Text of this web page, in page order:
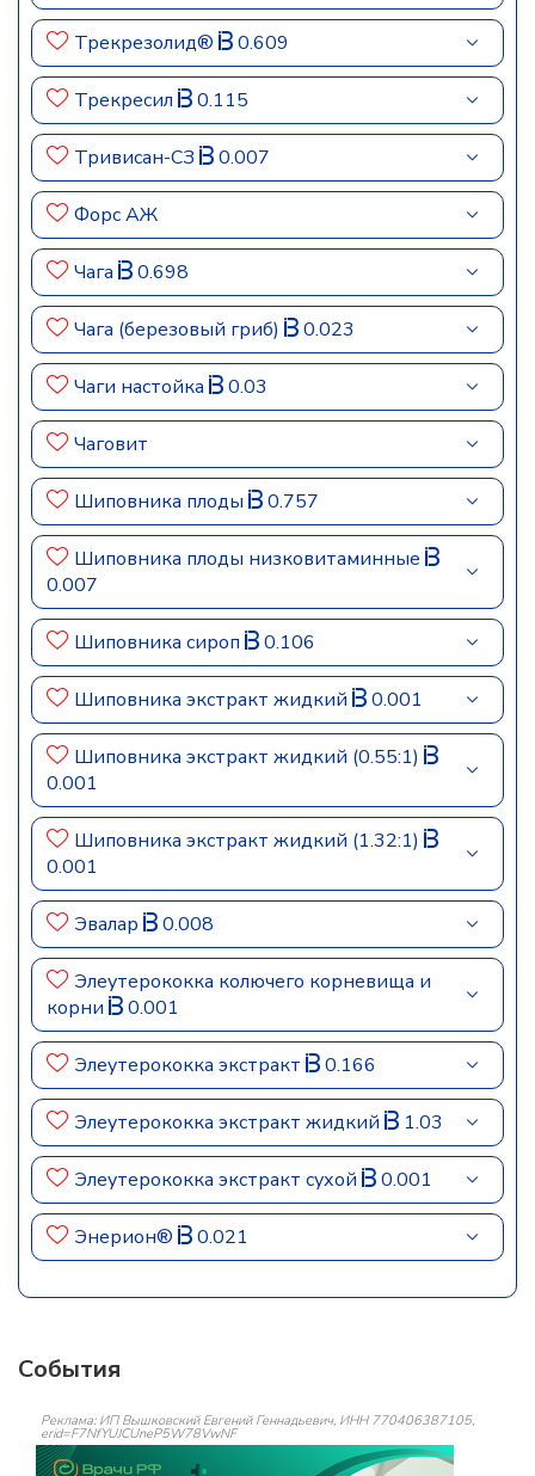
Трекрезолид® 0.609
Трекресил 0.115
Тривисан-СЗ 0.007
Форс АЖ
Чага 0.698
Чага (березовый гриб) 0.023
Чаги настойка 0.03
Чаговит
Шиповника плоды 0.757
Шиповника плоды низковитаминные
0.007
Шиповника сироп 0.106
Шиповника экстракт жидкий 0.001
Шиповника экстракт жидкий (0.55:1)
0.001
Шиповника экстракт жидкий (1.32:1)
0.001
Эвалар 0.008
Элеутерококка колючего корневища и
корни
0.001
Элеутерококка экстракт 0.166
Элеутерококка экстракт жидкий 1.03
Элеутерококка экстракт сухой 0.001
Энерион® 0.021
События
Реклама: ИП Вышковский Евгений Геннадьевич, ИНН 770406387105,
erid=F7NfYUJCUneP5W78VwNF